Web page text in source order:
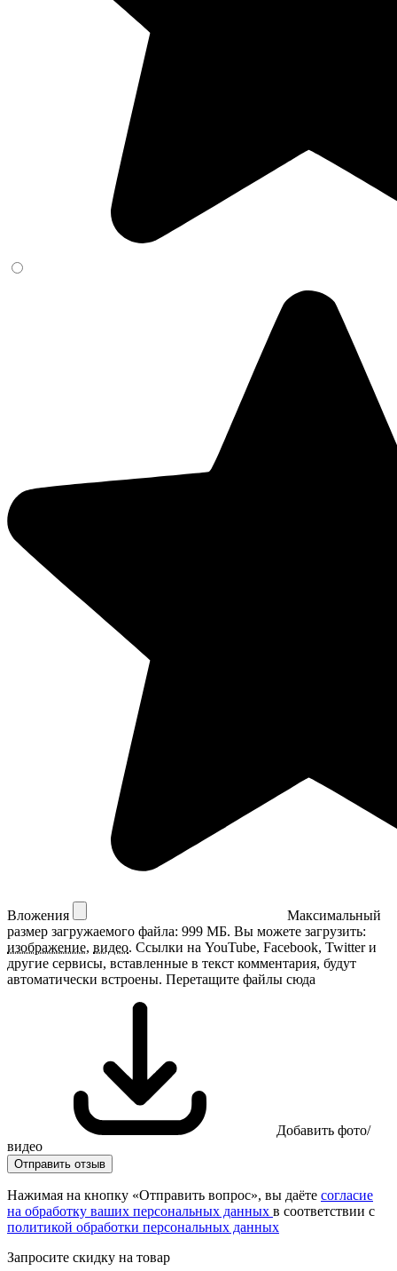
Вложения
Максимальный
размер загружаемого файла: 999 МБ. Вы можете загрузить:
изображение, видео. Ссылки на YouTube, Facebook, Twitter и
другие сервисы, вставленные в текст комментария, будут
автоматически встроены. Перетащите файлы сюда
Добавить фото/
видео
Отправить отзыв
Нажимая на кнопку «Отправить вопрос», вы даёте согласие
на обработку ваших персональных данных в соответствии с
политикой обработки персональных данных
Запросите скидку на товар